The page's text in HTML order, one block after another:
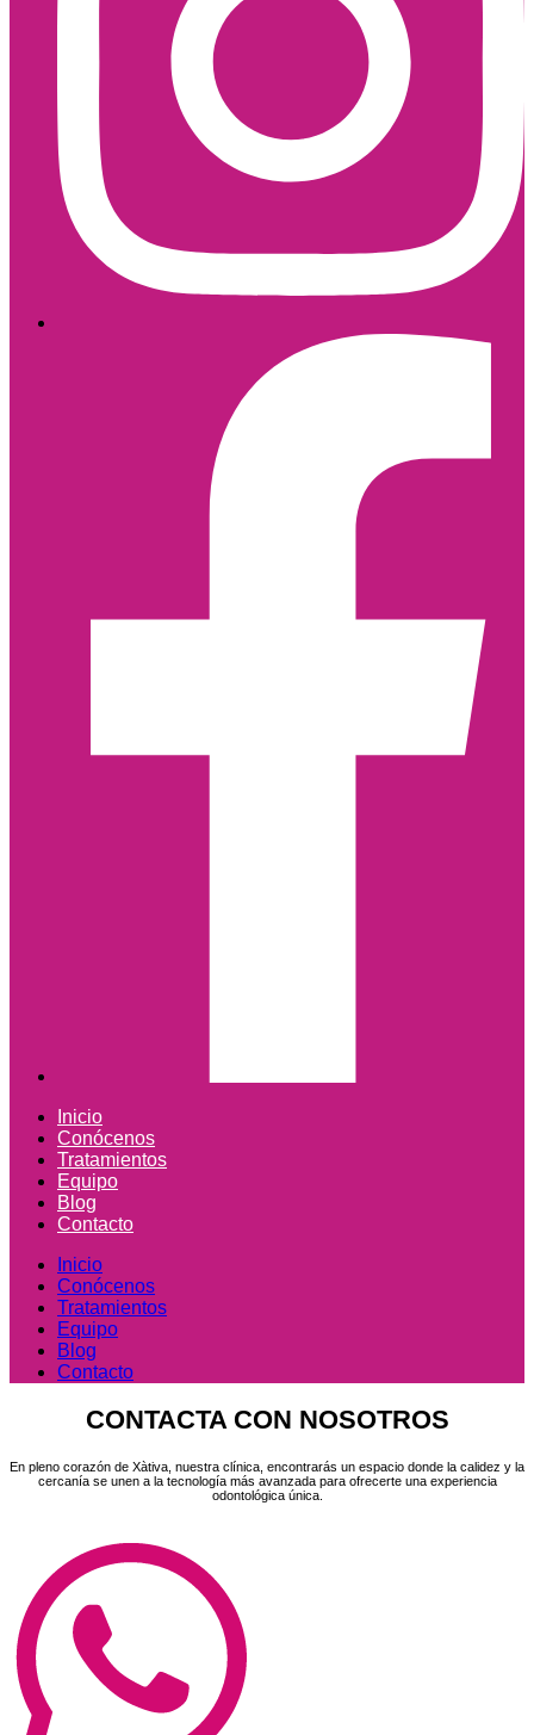
Inicio
Conócenos
Tratamientos
Equipo
Blog
Contacto
Inicio
Conócenos
Tratamientos
Equipo
Blog
Contacto
CONTACTA CON NOSOTROS
En pleno corazón de Xàtiva, nuestra clínica, encontrarás un espacio donde la calidez y la
cercanía se unen a la tecnología más avanzada para ofrecerte una experiencia
odontológica única.